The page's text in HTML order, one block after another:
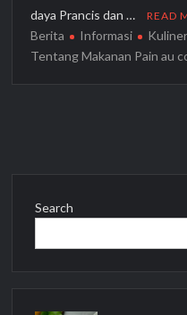
daya Prancis dan … READ
Berita Informasi Kuliner
Tentang Makanan Pain au
Search